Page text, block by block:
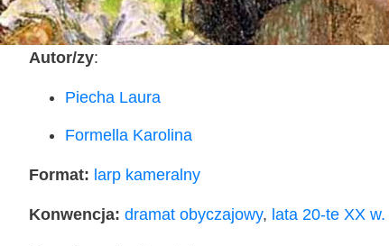
Autor/zy:
Pie­cha Laura
For­mel­la Karolina
For­mat: larp kame­ral­ny
Kon­wen­cja: dra­mat oby­cza­jo­wy, lata 20-te XX w.